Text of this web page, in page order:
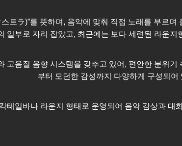
트ラ)”를 뜻하며, 음악에 맞춰 직접 노래를 부르
일부로 자리 잡았고, 최근에는 보다 세련된 라운지
고음질 음향 시스템을 갖추고 있어, 편안한 분위
부터 모던한 감성까지 다양하게 구성되어
테일바나 라운지 형태로 운영되어 음악 감상과 대